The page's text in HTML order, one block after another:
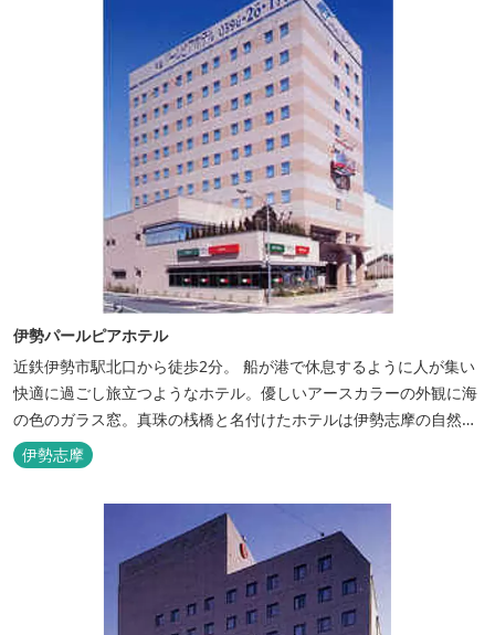
伊勢パールピアホテル
近鉄伊勢市駅北口から徒歩2分。 船が港で休息するように人が集い
快適に過ごし旅立つようなホテル。優しいアースカラーの外観に海
の色のガラス窓。真珠の桟橋と名付けたホテルは伊勢志摩の自然保
護への思いか省エネルギーへの工夫と設備を備えています。 和食・
イタリアンレストランがございます。 また、宿泊のお客様は途中出
伊勢志摩